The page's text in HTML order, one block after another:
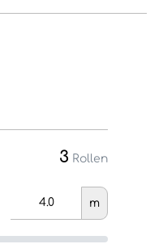
3 Rollen
m